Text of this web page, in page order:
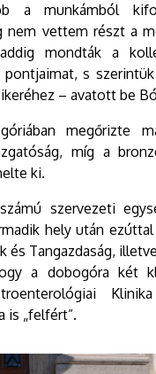
a munkámból
nem vettem részt a
mondták a
pontjaimat, s
– avatott be
megőrizte
míg a
ki.
szervezeti
hely után
és Tangazdaság,
a dobogóra két
is „felfért”.